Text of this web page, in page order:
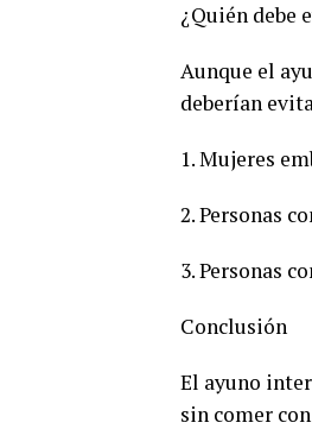
¿Quién debe
Aunque el
deberían
1. Mujeres
2. Personas
3. Personas
Conclusión
El ayuno
sin comer